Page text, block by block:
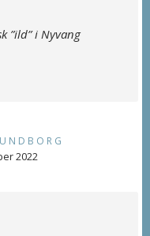
”ild” i Nyvang
2022